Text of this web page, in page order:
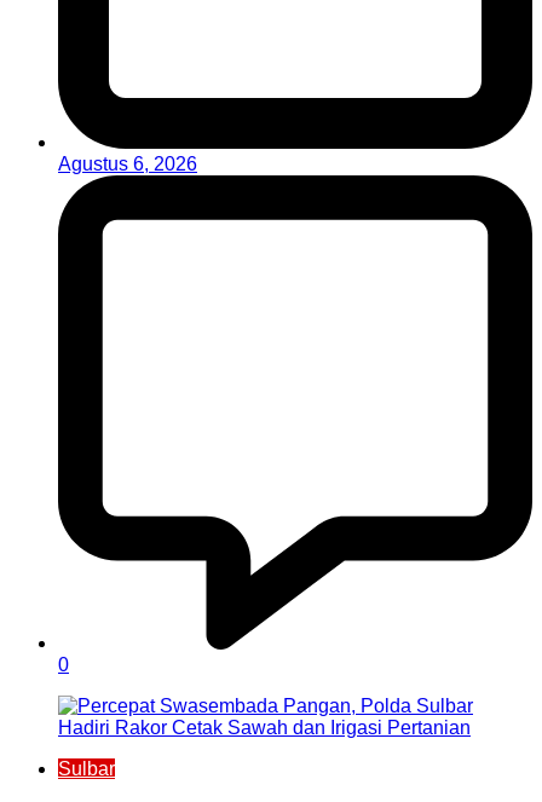
Agustus 6, 2026
0
Sulbar